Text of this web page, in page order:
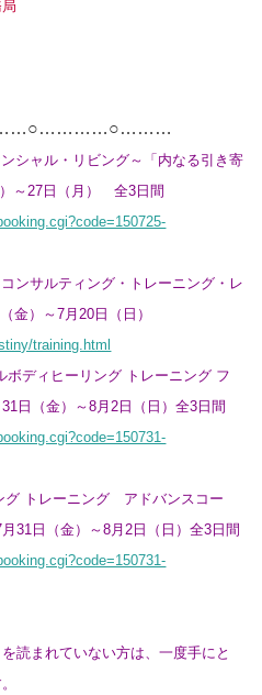
シャル・リビング～「内なる引き寄
～27日（月） 全3日間
ンサルティング・トレーニング・レ
金）～7月20日（日）
training.html
ディヒーリング トレーニング フ
日（金）～8月2日（日）全3日間
トレーニング アドバンスコー
日（金）～8月2日（日）全3日間
読まれていない方は、一度手にと